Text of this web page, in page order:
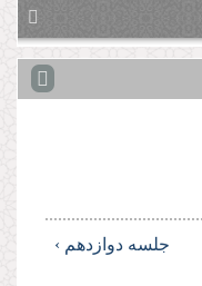
جلسه دوازدهم ›